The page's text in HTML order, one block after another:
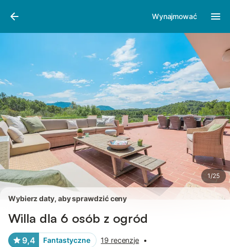
Wynajmować
1/25
Zdjęcia
Wybierz daty, aby sprawdzić ceny
Willa dla 6 osób z ogród
9,4 Fantastyczne 19 recenzje •